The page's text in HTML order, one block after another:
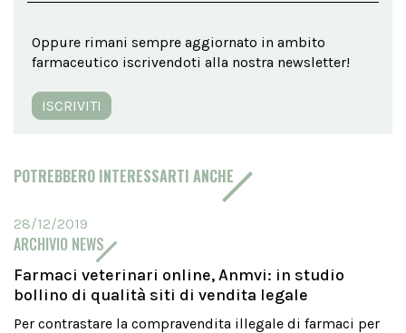
Oppure rimani sempre aggiornato in ambito
farmaceutico iscrivendoti alla nostra newsletter!
ISCRIVITI
POTREBBERO INTERESSARTI ANCHE
28/12/2019
ARCHIVIO NEWS
Farmaci veterinari online, Anmvi: in studio
bollino di qualità siti di vendita legale
Per contrastare la compravendita illegale di farmaci per